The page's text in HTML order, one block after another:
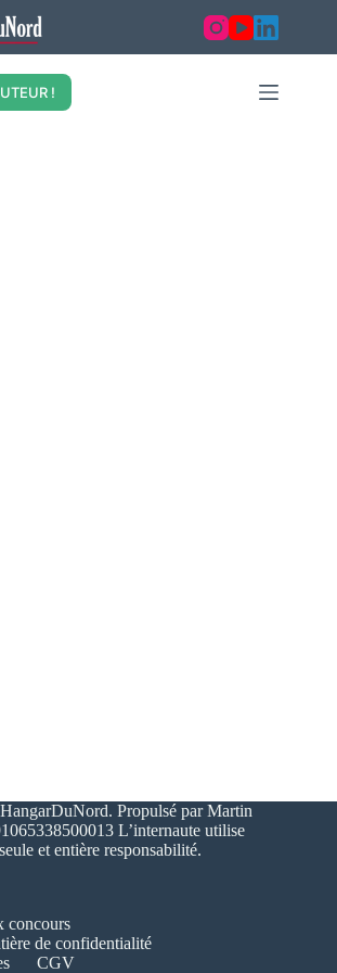
!
Propulsé par Martin
L’internaute utilise
et entière responsabilité.
concours
de confidentialité
CGV